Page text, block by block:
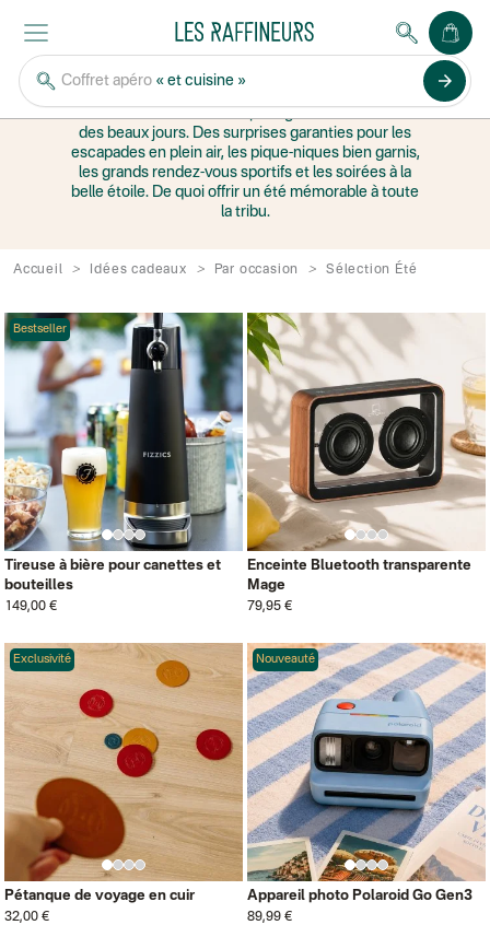
Coffret apéro « et cuisine » arrow_forward
LES BEAUX JOURS
Idées cadeaux pour profiter de l'été
des beaux jours. Des surprises garanties pour les
escapades en plein air, les pique-niques bien garnis,
les grands rendez-vous sportifs et les soirées à la
belle étoile. De quoi offrir un été mémorable à toute
la tribu.
Accueil Idées cadeaux Par occasion Sélection Été
Bestseller
Tireuse à bière pour canettes et
bouteilles
149,00 €
Enceinte Bluetooth transparente
Mage
79,95 €
Exclusivité
Pétanque de voyage en cuir
32,00 €
Nouveauté
Appareil photo Polaroid Go Gen3
89,99 €